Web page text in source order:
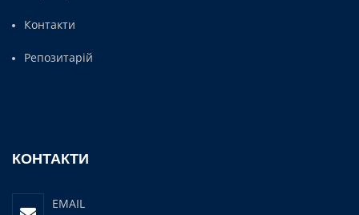
Контакти
Репозитарій
КОНТАКТИ
EMAIL